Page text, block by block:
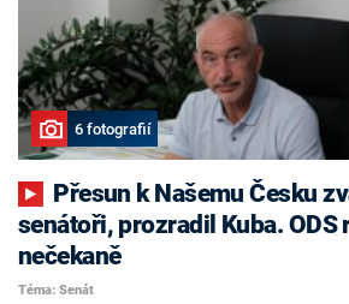
6 fotografií
senátoři, prozradil Kuba. ODS
nečekaně
Téma: Senát